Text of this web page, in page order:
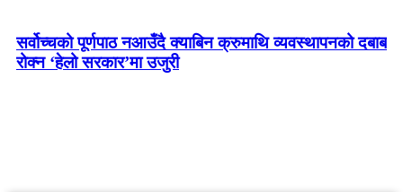
सर्वोच्चको पूर्णपाठ नआउँदै क्याबिन क्रुमाथि व्यवस्थापनको दबाब
रोक्न ‘हेलो सरकार’मा उजुरी